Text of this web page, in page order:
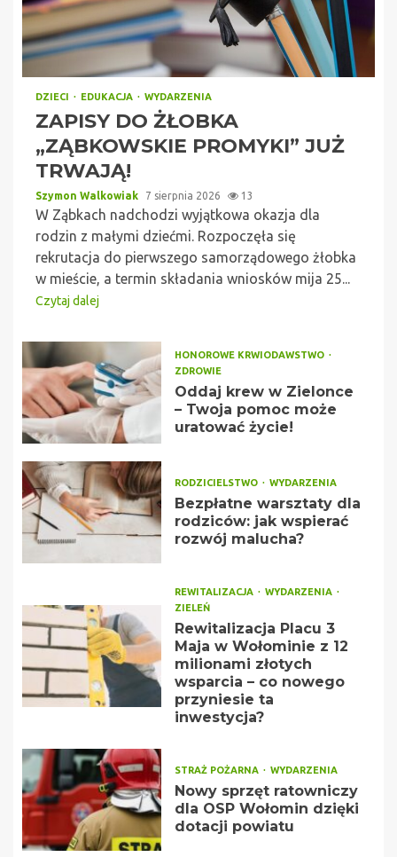
DZIECI EDUKACJA WYDARZENIA
ZAPISY DO ŻŁOBKA
„ZĄBKOWSKIE PROMYKI” JUŻ
TRWAJĄ!
Szymon Walkowiak 7 sierpnia 2026 13
W Ząbkach nadchodzi wyjątkowa okazja dla
rodzin z małymi dziećmi. Rozpoczęła się
rekrutacja do pierwszego samorządowego żłobka
w mieście, a termin składania wniosków mija 25...
Czytaj dalej
HONOROWE KRWIODAWSTWO
ZDROWIE
Oddaj krew w Zielonce
– Twoja pomoc może
uratować życie!
RODZICIELSTWO WYDARZENIA
Bezpłatne warsztaty dla
rodziców: jak wspierać
rozwój malucha?
REWITALIZACJA
WYDARZENIA
ZIELEŃ
Rewitalizacja Placu 3
Maja w Wołominie z 12
milionami złotych
wsparcia – co nowego
przyniesie ta
inwestycja?
STRAŻ POŻARNA WYDARZENIA
Nowy sprzęt ratowniczy
dla OSP Wołomin dzięki
dotacji powiatu